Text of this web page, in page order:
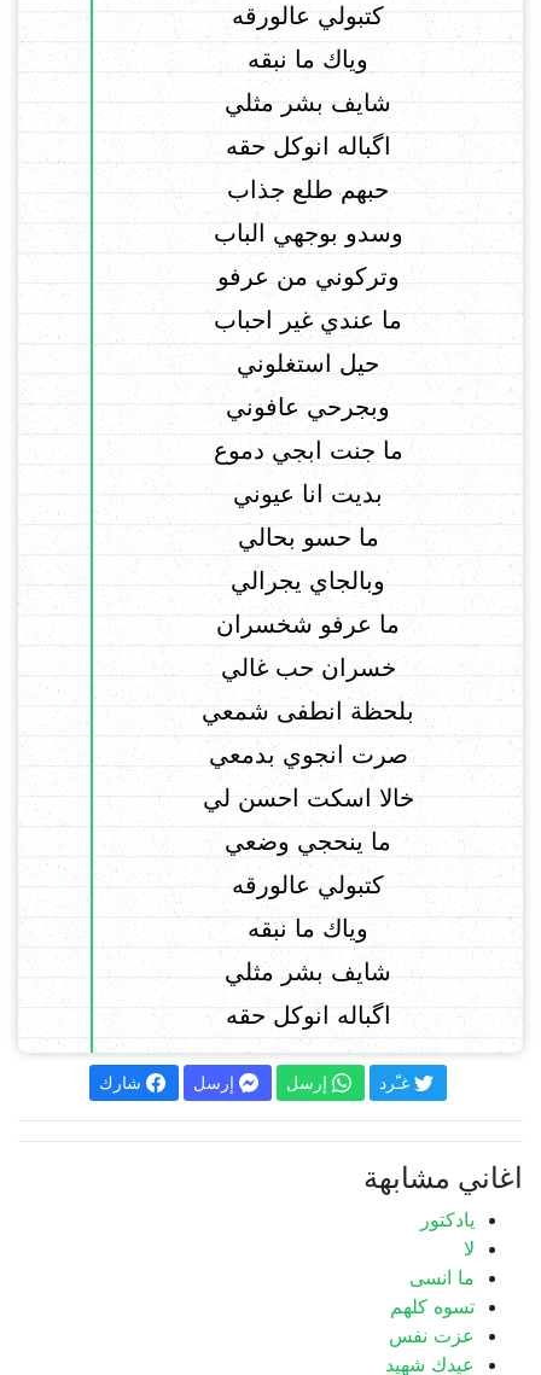
كتبولي عالورقه
وياك ما نبقه
شايف بشر مثلي
اگباله انوكل حقه
حبهم طلع جذاب
وسدو بوجهي الباب
وتركوني من عرفو
ما عندي غير احباب
حيل استغلوني
وبجرحي عافوني
ما جنت ابجي دموع
بديت انا عيوني
ما حسو بحالي
وبالجاي يجرالي
ما عرفو شخسران
خسران حب غالي
بلحظة انطفى شمعي
صرت انجوي بدمعي
خالا اسكت احسن لي
ما ينحجي وضعي
كتبولي عالورقه
وياك ما نبقه
شايف بشر مثلي
اگباله انوكل حقه
اغاني مشابهة
يادكتور
لا
ما انسى
تسوه كلهم
عزت نفس
عيدك شهيد